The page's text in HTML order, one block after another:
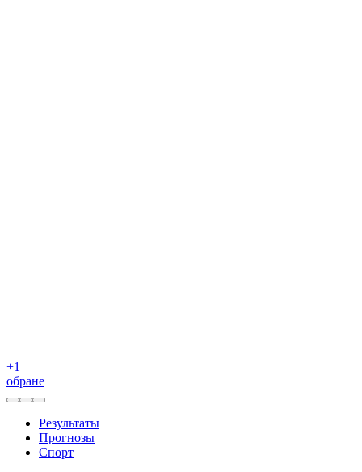
+1
обране
Результаты
Прогнозы
Спорт